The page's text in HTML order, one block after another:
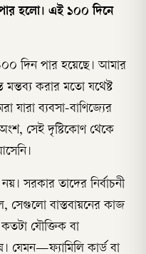
হলো। এই ১০০ দিনে
দিন পার হয়েছে। আমার
করার মতো যথেষ্ট
ব্যবসা-বাণিজ্যের
সেই দৃষ্টিকোণ থেকে
সরকার তাদের নির্বাচনী
সেগুলো বাস্তবায়নের কাজ
যৌক্তিক বা
যেমন—ফ্যামিলি কার্ড বা